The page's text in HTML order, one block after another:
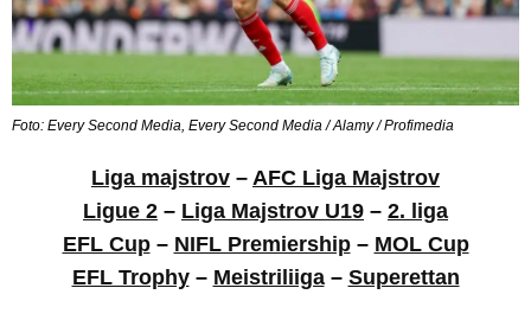
Foto: Every Second Media, Every Second Media / Alamy / Profimedia
Liga majstrov – AFC Liga Majstrov
Ligue 2 – Liga Majstrov U19 – 2. liga
EFL Cup– NIFL Premiership– MOL Cup
EFL Trophy– Meistriliiga – Superettan